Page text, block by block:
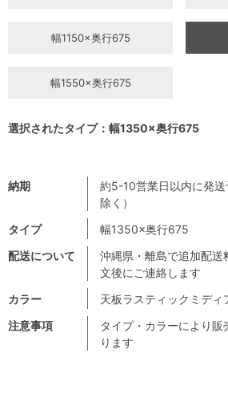
注意事項
タイプ・カラーにより
ります
配送について
沖縄県・離島で追加配送
文後にご連絡します
納期
約5-10営業日以内に発
除く）
タイプ
幅1350×奥行675
カラー 天板ラスティックミディ
幅1150×奥行675
幅1550×奥行675
選択されたタイプ：幅1350×奥行675